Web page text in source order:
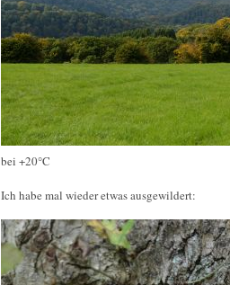
bei +20°C
Ich habe mal wieder etwas ausgewildert: